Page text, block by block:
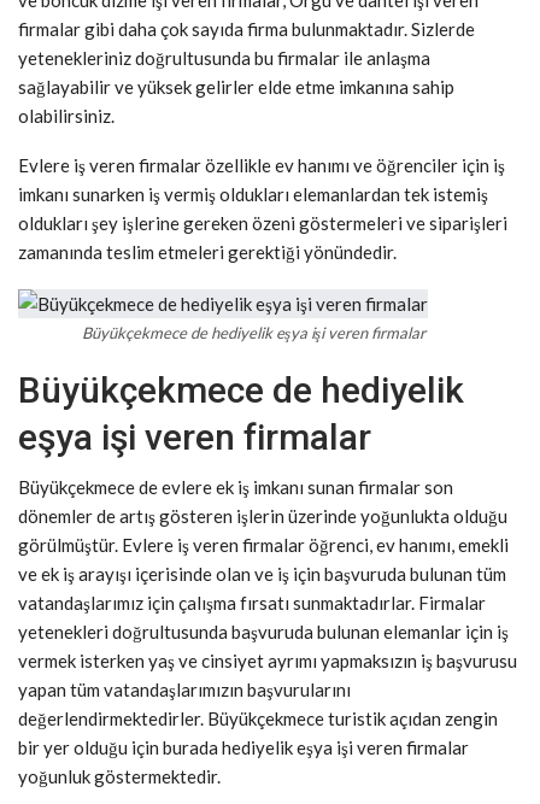
firmalar gibi daha çok sayıda firma bulunmaktadır. Sizlerde
yetenekleriniz doğrultusunda bu firmalar ile anlaşma
sağlayabilir ve yüksek gelirler elde etme imkanına sahip
olabilirsiniz.
Evlere iş veren firmalar özellikle ev hanımı ve öğrenciler için iş
imkanı sunarken iş vermiş oldukları elemanlardan tek istemiş
oldukları şey işlerine gereken özeni göstermeleri ve siparişleri
zamanında teslim etmeleri gerektiği yönündedir.
Büyükçekmece de hediyelik eşya işi veren firmalar
Büyükçekmece de hediyelik
eşya işi veren firmalar
Büyükçekmece de evlere ek iş imkanı sunan firmalar son
dönemler de artış gösteren işlerin üzerinde yoğunlukta olduğu
görülmüştür. Evlere iş veren firmalar öğrenci, ev hanımı, emekli
ve ek iş arayışı içerisinde olan ve iş için başvuruda bulunan tüm
vatandaşlarımız için çalışma fırsatı sunmaktadırlar. Firmalar
yetenekleri doğrultusunda başvuruda bulunan elemanlar için iş
vermek isterken yaş ve cinsiyet ayrımı yapmaksızın iş başvurusu
yapan tüm vatandaşlarımızın başvurularını
değerlendirmektedirler. Büyükçekmece turistik açıdan zengin
bir yer olduğu için burada hediyelik eşya işi veren firmalar
yoğunluk göstermektedir.